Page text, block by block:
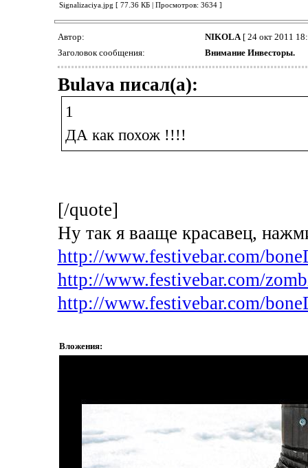
Signalizaciya.jpg [ 77.36 КБ | Просмотров: 3634 ]
Автор: NIKOLA[ 24 окт 2011
Заголовок сообщения:
Внимание Инвесторы.
Bulava писал(а):
1
ДА как похож !!!!
[/quote]
Ну так я вааще красавец,
http://www.festivebar.com/
http://www.festivebar.com/
http://www.festivebar.com/
Вложения: